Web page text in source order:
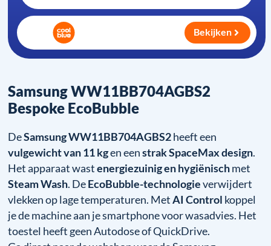
Samsung WW11BB704AGBS2
Bespoke EcoBubble
DeSamsung WW11BB704AGBS2heeft een
vulgewicht van 11 kgen eenstrak SpaceMax design.
Het apparaat wastenergiezuinig en hygiënischmet
Steam Wash. DeEcoBubble-technologieverwijdert
vlekken op lage temperaturen. MetAI Control koppel
je de machine aan je smartphone voor wasadvies. Het
toestel heeft geen Autodose of QuickDrive.
Bekijken